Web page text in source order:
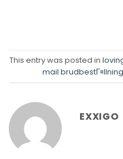
This entry was posted in
mail brudbestГ¤llning
EXXIGO